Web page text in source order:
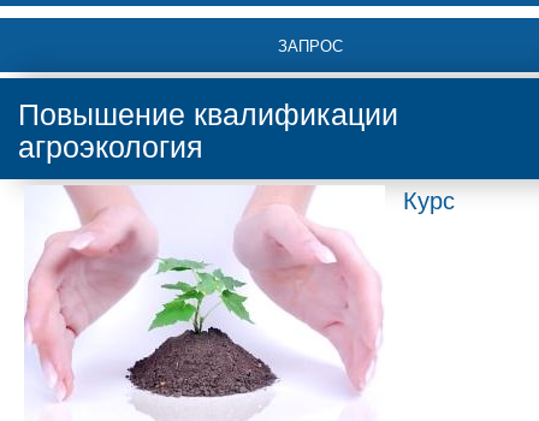
ЗАПРОС
Повышение квалификации
агроэкология
Курс